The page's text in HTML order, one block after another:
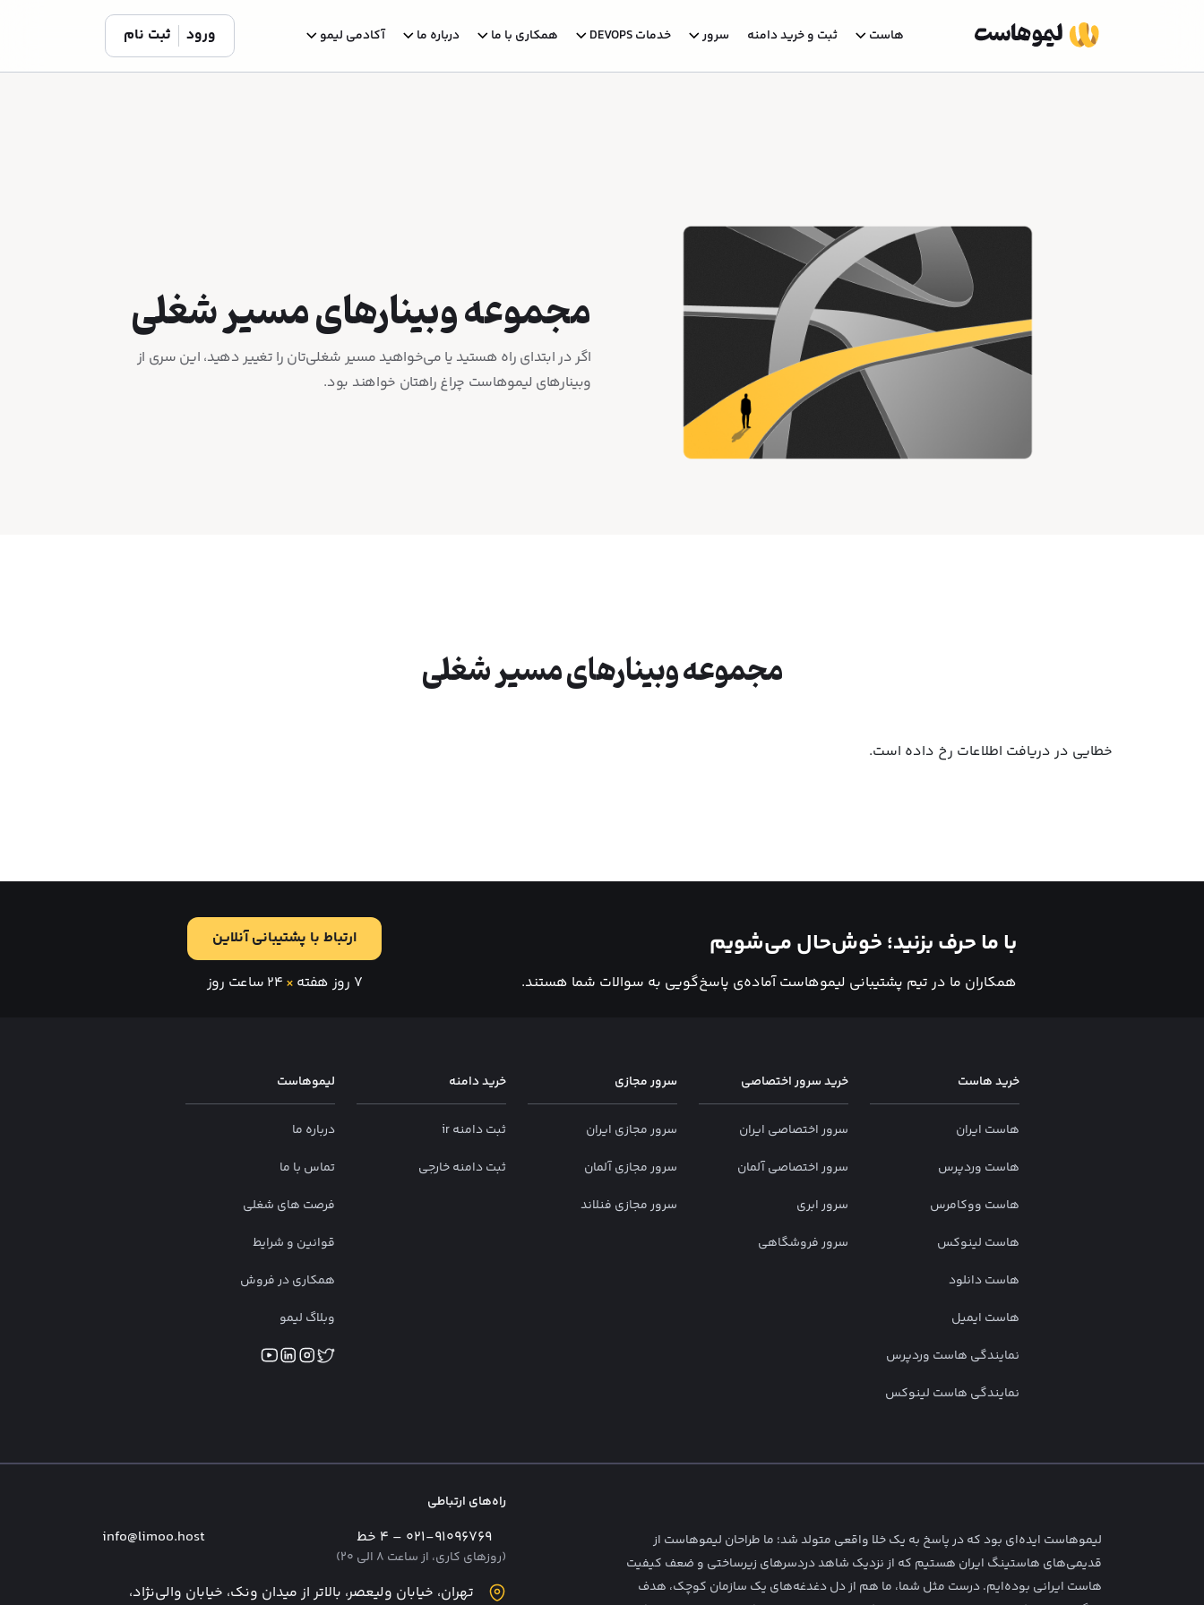
هاست ثبت و خرید دامنه سرور خدمات DEVOPS همکاری با ما درباره ما آکادمی لیمو ورود ثبت نام
مجموعه وبینارهای مسیر شغلی
اگر در ابتدای راه هستید یا می‌خواهید مسیر شغلی‌تان را تغییر دهید، این سری از
وبینارهای لیموهاست چراغ راهتان خواهند بود.
مجموعه وبینارهای مسیر شغلی
خطایی در دریافت اطلاعات رخ داده است.
با ما حرف بزنید؛ خوش‌حال می‌شویم
همکاران ما در تیم پشتیبانی لیموهاست آماده‌ی پاسخ‌گویی به سوالات شما هستند.
ارتباط با پشتیبانی آنلاین
۷ روز هفته
×
خرید هاست
هاست ایران
هاست وردپرس
هاست ووکامرس
هاست لینوکس
هاست دانلود
هاست ایمیل
نمایندگی هاست وردپرس
نمایندگی هاست لینوکس
خرید سرور اختصاصی
سرور اختصاصی ایران
سرور اختصاصی آلمان
سرور ابری
سرور فروشگاهی
سرور مجازی
سرور مجازی ایران
سرور مجازی آلمان
سرور مجازی فنلاند
خرید دامنه
ثبت دامنه ir
ثبت دامنه خارجی
لیموهاست
درباره ما
تماس با ما
فرصت‌ های شغلی
قوانین و شرایط
همکاری در فروش
وبلاگ لیمو
لیمو‌هاست ایده‌ای بود که در پاسخ به یک خلا واقعی متولد شد؛ ما طراحان لیمو‌هاست از
قدیمی‌های هاستینگ ایران هستیم که از نزدیک شاهد دردسرهای زیرساختی و ضعف کیفیت
هاست ایرانی بوده‌ایم. درست مثل شما، ما هم از دل دغدغه‌های یک سازمان کوچک، هدف
راه‌های ارتباطی
۰۲۱-۹۱۰۹۶۷۶۹ – ۴ خط
(روزهای کاری، از ساعت ۸ الی ۲۰)
info@limoo.host
تهران، خیابان ولیعصر، بالاتر از میدان ونک، خیابان والی‌نژاد،